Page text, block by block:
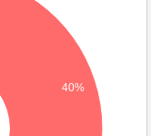
40%